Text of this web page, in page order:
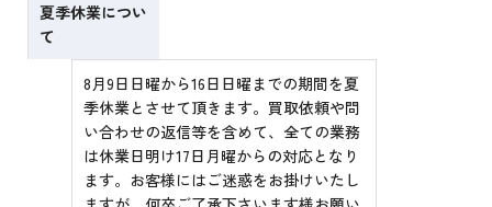
夏季休業につい
て
8月9日日曜から16日日曜までの期間を夏
季休業とさせて頂きます。買取依頼や問
い合わせの返信等を含めて、全ての業務
は休業日明け17日月曜からの対応となり
ます。お客様にはご迷惑をお掛けいたし